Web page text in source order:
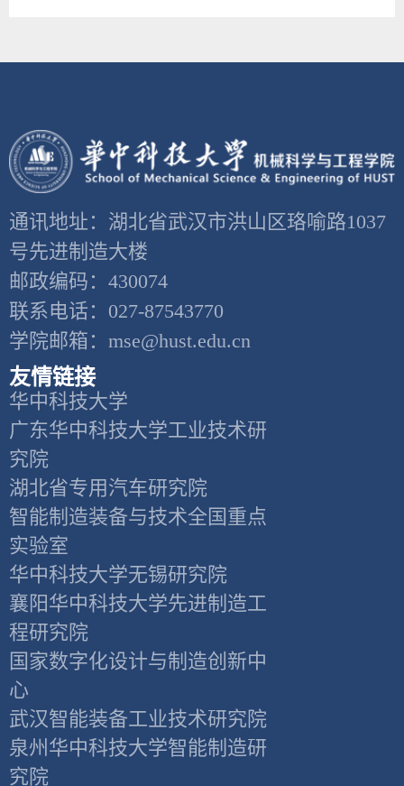
通讯地址：湖北省武汉市洪山区珞喻路1037
号先进制造大楼
邮政编码：430074
联系电话：027-87543770
学院邮箱：mse@hust.edu.cn
友情链接
华中科技大学
广东华中科技大学工业技术研
究院
湖北省专用汽车研究院
智能制造装备与技术全国重点
实验室
华中科技大学无锡研究院
襄阳华中科技大学先进制造工
程研究院
国家数字化设计与制造创新中
心
武汉智能装备工业技术研究院
泉州华中科技大学智能制造研
究院